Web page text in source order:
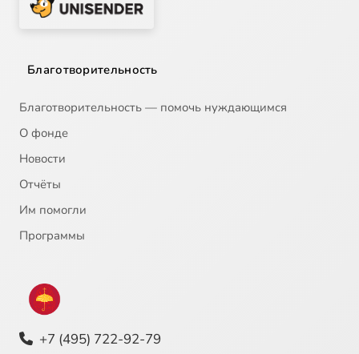
Благотворительность
Благотворительность — помочь нуждающимся
О фонде
Новости
Отчёты
Им помогли
Программы
+7 (495) 722-92-79